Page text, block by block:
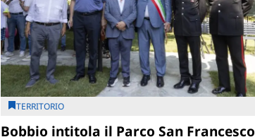
TERRITORIO
Bobbio intitola il Parco San Francesco